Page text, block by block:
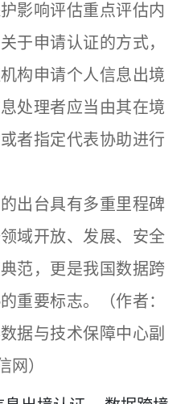
影响评估重点评估内
于申请认证的方式，
构申请个人信息出境
处理者应当由其在境
者指定代表协助进行
台具有多重里程碑
域开放、发展、安全
范，更是我国数据跨
重要标志。（作者：
据与技术保障中心副
）